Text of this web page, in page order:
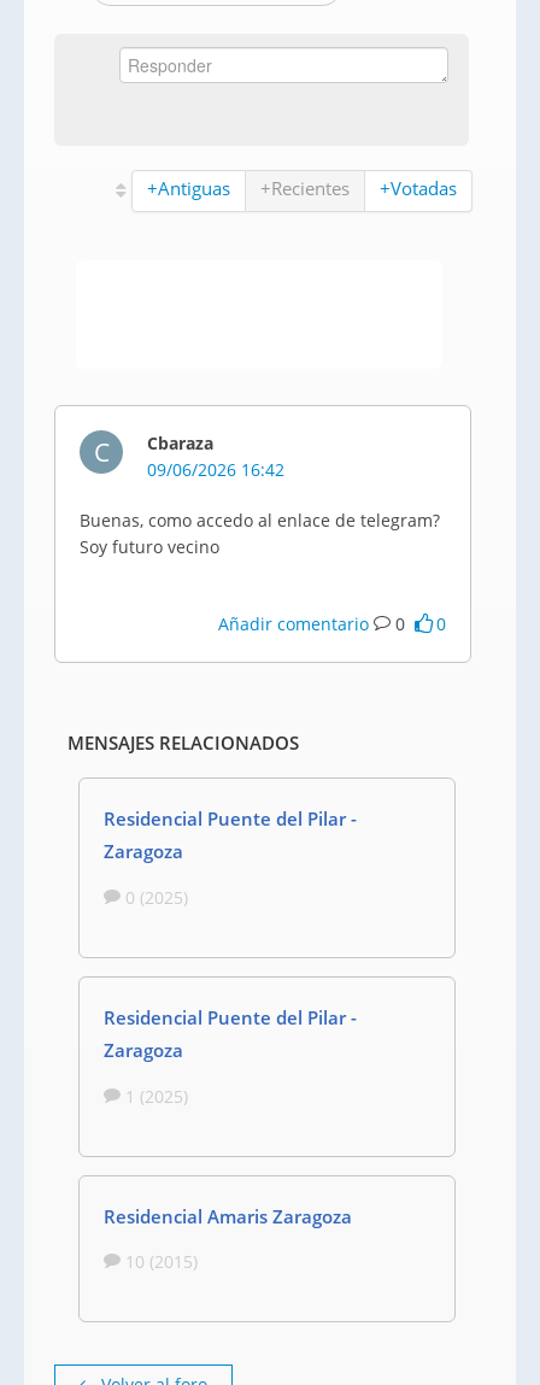
+Antiguas +Recientes +Votadas
C
Cbaraza
09/06/2026 16:42
Buenas, como accedo al enlace de telegram?
Soy futuro vecino
Añadir comentario 0 0
MENSAJES RELACIONADOS
Residencial Puente del Pilar -
Zaragoza
0 (2025)
Residencial Puente del Pilar -
Zaragoza
1 (2025)
Residencial Amaris Zaragoza
10 (2015)